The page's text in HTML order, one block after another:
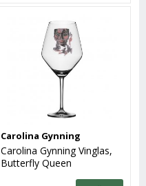
Carolina Gynning
Carolina Gynning Vinglas,
Butterfly Queen